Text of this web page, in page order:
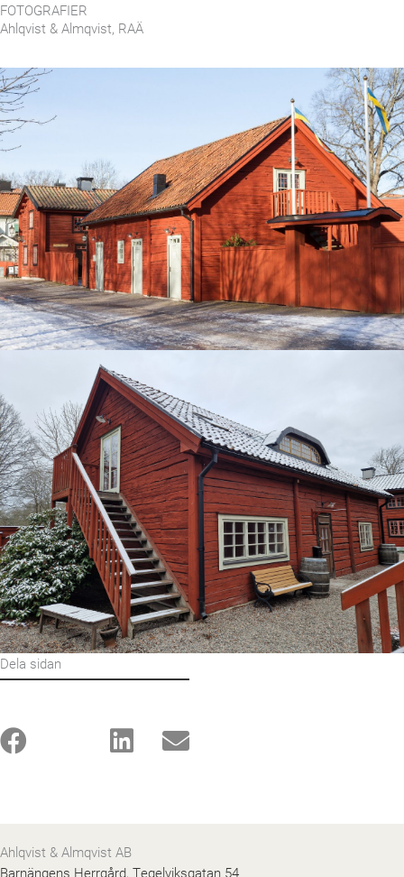
FOTOGRAFIER
Ahlqvist & Almqvist, RAÄ
Dela sidan
Ahlqvist & Almqvist AB
Barnängens Herrgård, Tegelviksgatan 54